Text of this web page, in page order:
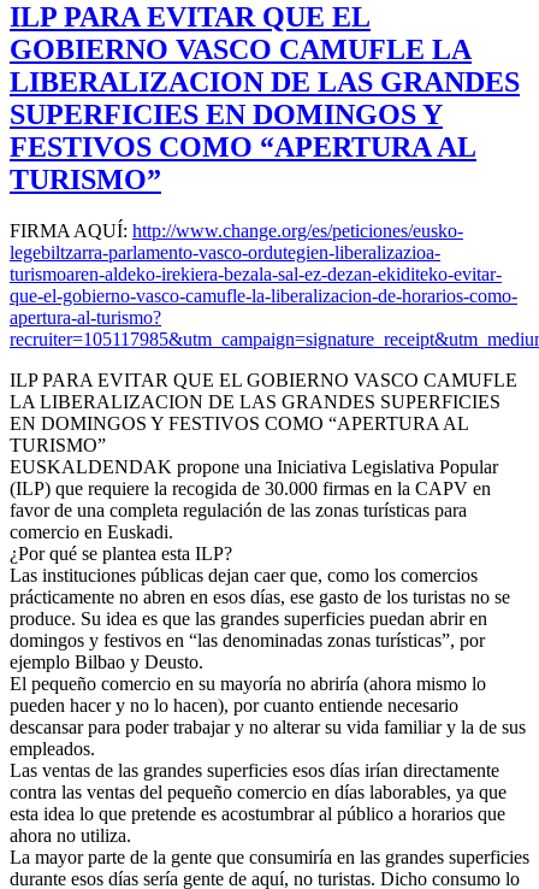
ILP PARA EVITAR QUE EL
GOBIERNO VASCO CAMUFLE LA
LIBERALIZACION DE LAS GRANDES
SUPERFICIES EN DOMINGOS Y
FESTIVOS COMO “APERTURA AL
TURISMO”
FIRMA AQUÍ: http://www.change.org/es/peticiones/eusko-
legebiltzarra-parlamento-vasco-ordutegien-liberalizazioa-
turismoaren-aldeko-irekiera-bezala-sal-ez-dezan-ekiditeko-evitar-
que-el-gobierno-vasco-camufle-la-liberalizacion-de-horarios-como-
apertura-al-turismo?
ILP PARA EVITAR QUE EL GOBIERNO VASCO CAMUFLE
LA LIBERALIZACION DE LAS GRANDES SUPERFICIES
EN DOMINGOS Y FESTIVOS COMO “APERTURA AL
TURISMO”
EUSKALDENDAK propone una Iniciativa Legislativa Popular
(ILP) que requiere la recogida de 30.000 firmas en la CAPV en
favor de una completa regulación de las zonas turísticas para
comercio en Euskadi.
¿Por qué se plantea esta ILP?
Las instituciones públicas dejan caer que, como los comercios
prácticamente no abren en esos días, ese gasto de los turistas no se
produce. Su idea es que las grandes superficies puedan abrir en
domingos y festivos en “las denominadas zonas turísticas”, por
ejemplo Bilbao y Deusto.
El pequeño comercio en su mayoría no abriría (ahora mismo lo
pueden hacer y no lo hacen), por cuanto entiende necesario
descansar para poder trabajar y no alterar su vida familiar y la de sus
empleados.
Las ventas de las grandes superficies esos días irían directamente
contra las ventas del pequeño comercio en días laborables, ya que
esta idea lo que pretende es acostumbrar al público a horarios que
ahora no utiliza.
La mayor parte de la gente que consumiría en las grandes superficies
durante esos días sería gente de aquí, no turistas. Dicho consumo lo